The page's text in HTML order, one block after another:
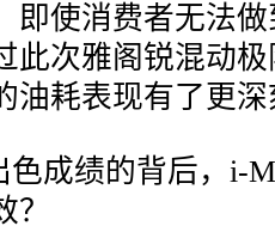
即使消费者无法
此次雅阁锐混动
油耗表现有了更
成绩的背后，i-